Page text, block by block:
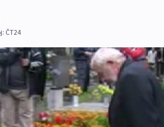
ČT24